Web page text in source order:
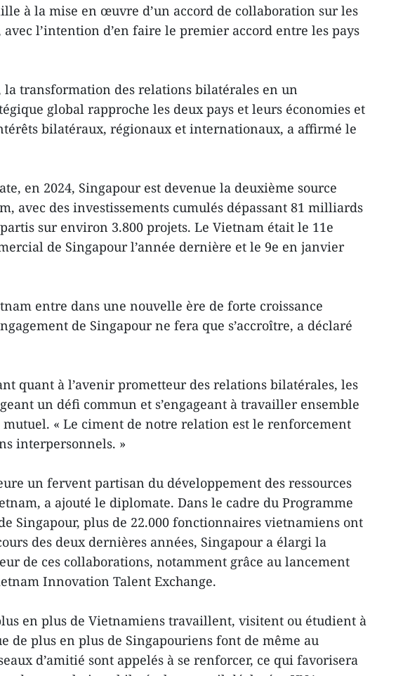
à la mise en œuvre d’un accord de collaboration sur les
avec l’intention d’en faire le premier accord entre les pays
la transformation des relations bilatérales en un
global rapproche les deux pays et leurs économies et
bilatéraux, régionaux et internationaux, a affirmé le
en 2024, Singapour est devenue la deuxième source
avec des investissements cumulés dépassant 81 milliards
sur environ 3.800 projets. Le Vietnam était le 11e
de Singapour l’année dernière et le 9e en janvier
entre dans une nouvelle ère de forte croissance
de Singapour ne fera que s’accroître, a déclaré
quant à l’avenir prometteur des relations bilatérales, les
un défi commun et s’engageant à travailler ensemble
« Le ciment de notre relation est le renforcement
interpersonnels. »
un fervent partisan du développement des ressources
a ajouté le diplomate. Dans le cadre du Programme
Singapour, plus de 22.000 fonctionnaires vietnamiens ont
des deux dernières années, Singapour a élargi la
de ces collaborations, notamment grâce au lancement
Innovation Talent Exchange.
en plus de Vietnamiens travaillent, visitent ou étudient à
de plus en plus de Singapouriens font de même au
d’amitié sont appelés à se renforcer, ce qui favorisera